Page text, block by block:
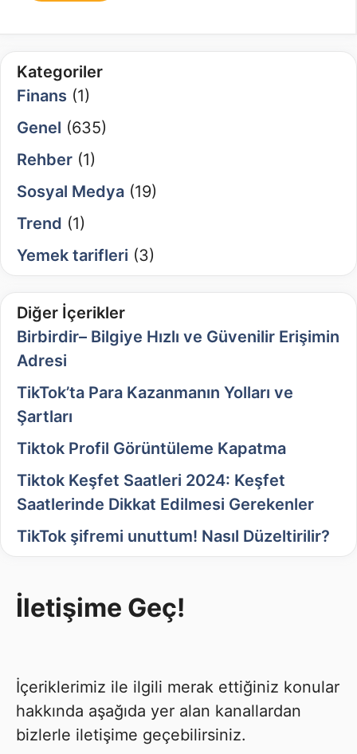
Kategoriler
Finans (1)
Genel (635)
Rehber (1)
Sosyal Medya (19)
Trend (1)
Yemek tarifleri (3)
Diğer İçerikler
Birbirdir– Bilgiye Hızlı ve Güvenilir Erişimin
Adresi
TikTok’ta Para Kazanmanın Yolları ve
Şartları
Tiktok Profil Görüntüleme Kapatma
Tiktok Keşfet Saatleri 2024: Keşfet
Saatlerinde Dikkat Edilmesi Gerekenler
TikTok şifremi unuttum! Nasıl Düzeltirilir?
İletişime Geç!
İçeriklerimiz ile ilgili merak ettiğiniz konular
hakkında aşağıda yer alan kanallardan
bizlerle iletişime geçebilirsiniz.